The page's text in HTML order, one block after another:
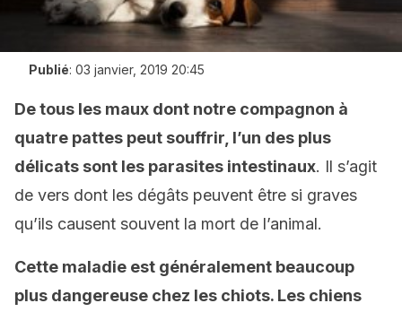
Publié: 03 janvier, 2019 20:45
Detous les maux dont notre compagnon à
quatre pattes peut souffrir, l’un des plus
délicats sont les parasites intestinaux. Il s’agit
de vers dont les dégâts peuvent être si graves
qu’ils causent souvent la mort de l’animal.
Cette maladie est généralement beaucoup
plus dangereuse chez les chiots. Les chiens